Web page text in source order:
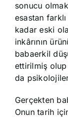
sonucu
esastan
kadar eski
inkârının
babaerkil
ettirilmiş olup
da
Gerçekten
Onun tarih